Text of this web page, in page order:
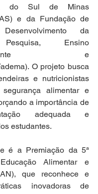
do Sul de Minas
e da Fundação de
da
Ensino
e
O projeto busca
e nutricionistas
alimentar e
a importância de
adequada e
estudantes.
é a Premiação da 5ª
Alimentar e
que reconhece e
inovadoras de